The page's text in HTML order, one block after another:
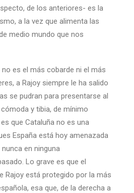
de los anteriores- es la
a la vez que alimenta las
medio mundo que nos
es el más cobarde ni el más
a Rajoy siempre le ha salido
se pudran para presentarse al
y tibia, de mínimo
que Cataluña no es una
España está hoy amenazada
en ninguna
Lo grave es que el
Rajoy está protegido por la más
esa que, de la derecha a